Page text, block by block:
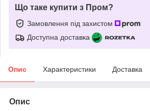
Що таке купити з Пром?
Замовлення під захистом
Доступна доставка
Опис Характеристики Доставка
Опис